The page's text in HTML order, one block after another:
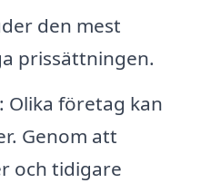
den mest
prissättningen.
Olika företag kan
Genom att
och tidigare